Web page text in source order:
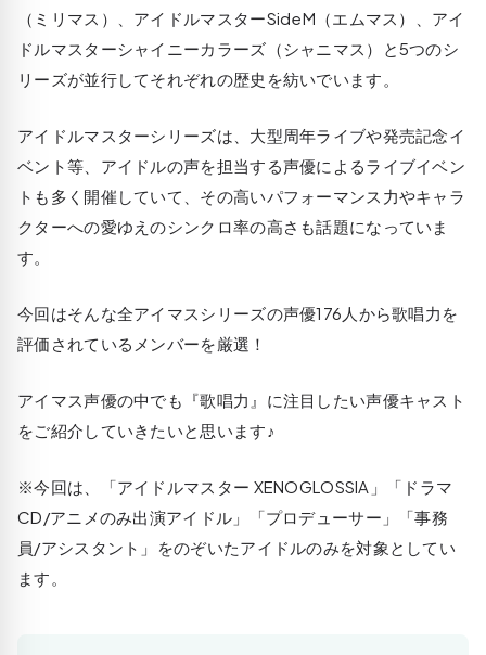
（ミリマス）、アイドルマスターSideM（エムマス）、アイ
ドルマスターシャイニーカラーズ（シャニマス）と5つのシ
リーズが並行してそれぞれの歴史を紡いでいます。
アイドルマスターシリーズは、大型周年ライブや発売記念イ
ベント等、アイドルの声を担当する声優によるライブイベン
トも多く開催していて、その高いパフォーマンス力やキャラ
クターへの愛ゆえのシンクロ率の高さも話題になっていま
す。
今回はそんな全アイマスシリーズの声優176人から歌唱力を
評価されているメンバーを厳選！
アイマス声優の中でも『歌唱力』に注目したい声優キャスト
をご紹介していきたいと思います♪
※今回は、「アイドルマスター XENOGLOSSIA」「ドラマ
CD/アニメのみ出演アイドル」「プロデューサー」「事務
員/アシスタント」をのぞいたアイドルのみを対象としてい
ます。